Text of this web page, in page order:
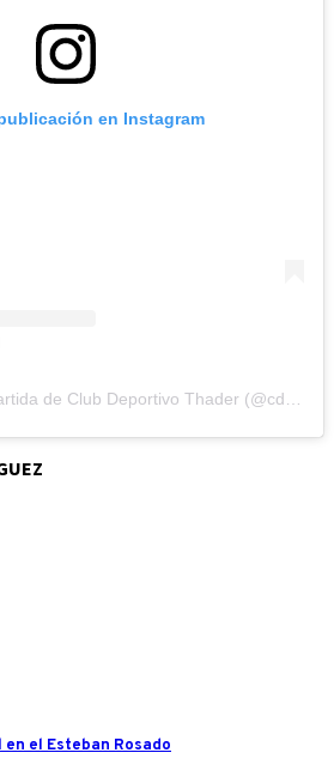
en Instagram
Una publicación compartida de Club Deportivo Thader (@cdthader)
el Esteban Rosado